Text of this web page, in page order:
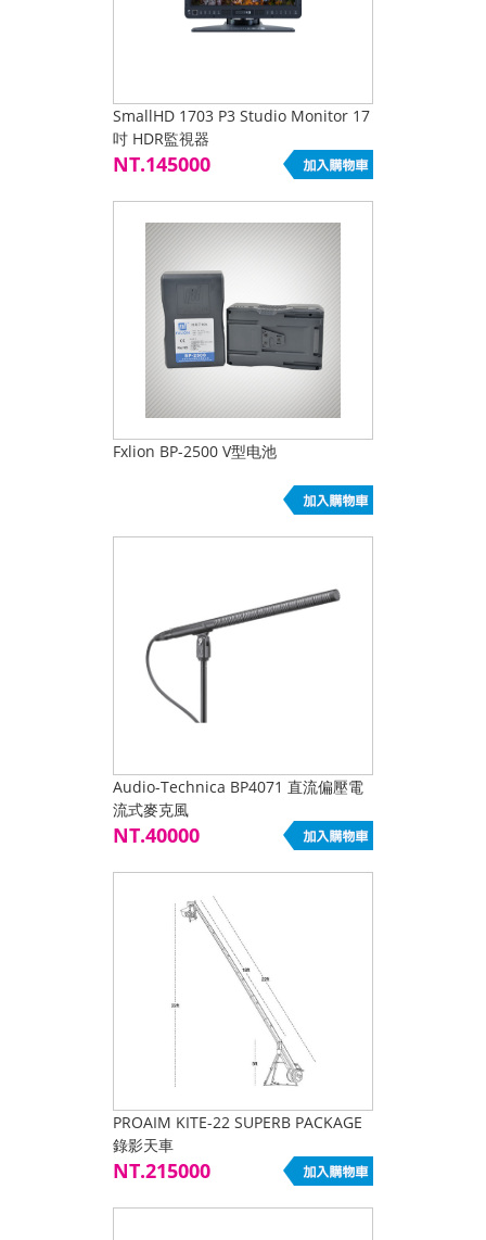
SmallHD 1703 P3 Studio Monitor 17
吋 HDR監視器
NT.145000
Fxlion BP-2500 V型电池
Audio-Technica BP4071 直流偏壓電
流式麥克風
NT.40000
PROAIM KITE-22 SUPERB PACKAGE
錄影天車
NT.215000